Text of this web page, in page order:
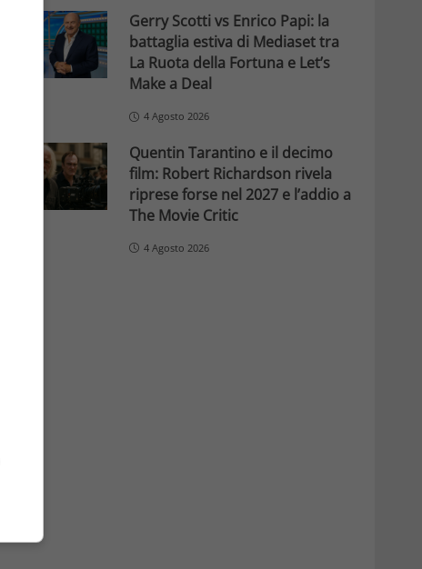
Gerry Scotti vs Enrico Papi: la
battaglia estiva di Mediaset tra
La Ruota della Fortuna e Let’s
Make a Deal
4 Agosto 2026
Quentin Tarantino e il decimo
film: Robert Richardson rivela
riprese forse nel 2027 e l’addio a
The Movie Critic
4 Agosto 2026